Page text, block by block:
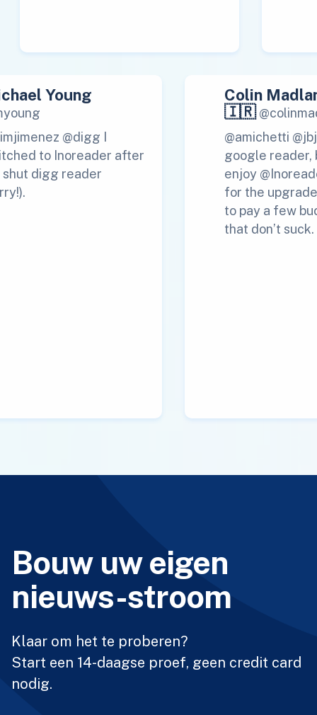
Young
@digg I
to Inoreader after
shut digg reader
Colin
🇮🇷
@amichetti
google reader,
enjoy
for the
to pay a few
that don’t suck.
Bouw uw eigen
nieuws-stroom
Klaar om het te proberen?
Start een 14-daagse proef, geen credit card
nodig.